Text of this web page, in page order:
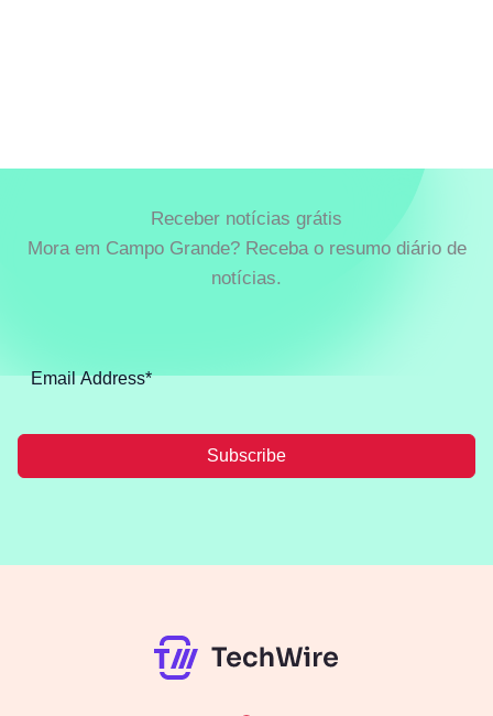
Receber notícias grátis
Mora em Campo Grande? Receba o resumo diário de
notícias.
Subscribe